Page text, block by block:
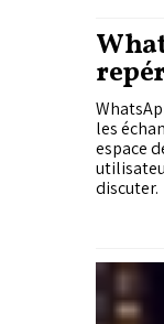
jeunes
ont
année :
d’œil
les
espace
discuter.